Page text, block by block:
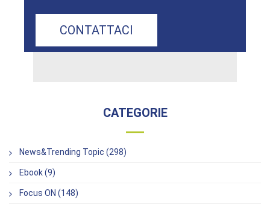
CONTATTACI
CATEGORIE
News&Trending Topic (298)
Ebook (9)
Focus ON (148)